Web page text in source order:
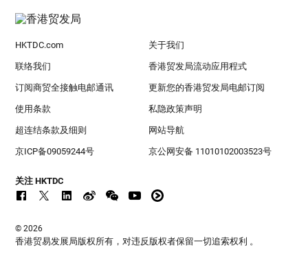
HKTDC.com 关于我们
联络我们 香港贸发局流动应用程式
订阅商贸全接触电邮通讯 更新您的香港贸发局电邮订阅
使用条款 私隐政策声明
超连结条款及细则 网站导航
京ICP备09059244号 京公网安备 11010102003523号
关注 HKTDC
© 2026
香港贸易发展局版权所有，对违反版权者保留一切追索权利 。